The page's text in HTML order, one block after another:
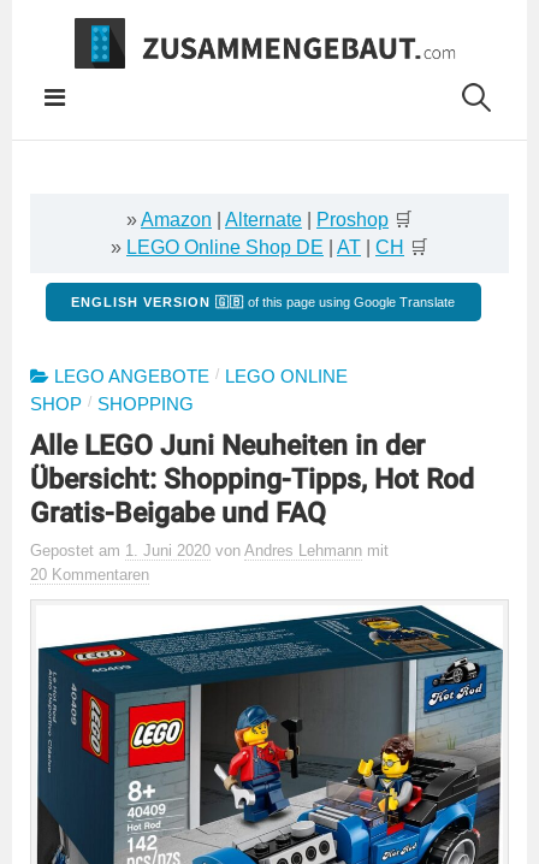
Springe
Inhalt
»Amazon Alternate Proshop 🛒
» LEGO Online Shop DE AT CH 🛒
ENGLISH VERSION 🇬🇧 of this page using Google Translate
LEGO ANGEBOTE / LEGO ONLINE
SHOP / SHOPPING
Alle LEGO Juni Neuheiten in der
Übersicht: Shopping-Tipps, Hot Rod
Gratis-Beigabe und FAQ
Gepostet am 1. Juni 2020 von Andres Lehmann mit
20 Kommentaren